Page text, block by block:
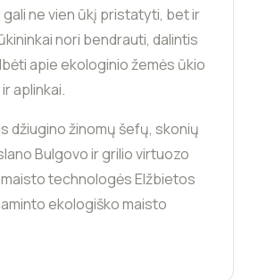
gali ne vien ūkį pristatyti, bet ir
nori bendrauti, dalintis
apie ekologinio žemės ūkio
aplinkai.
džiugino žinomų šefų, skonių
Bulgovo ir grilio virtuozo
technologės Elžbietos
ekologiško maisto